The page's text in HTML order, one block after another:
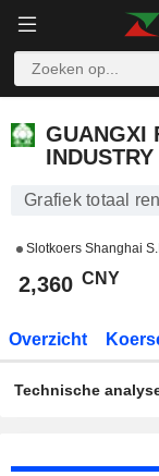
GUANGXI
Grafiek totaal
Slotkoers Shanghai
2,360 CNY
Overzicht
Technische